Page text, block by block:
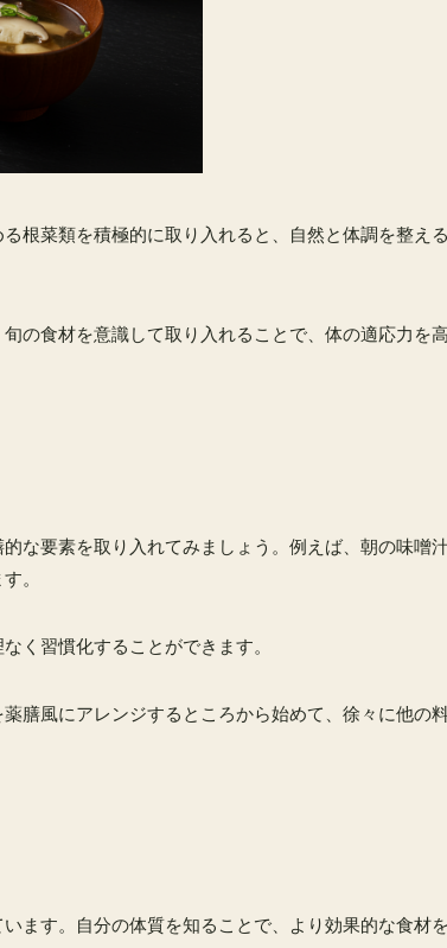
根菜類を積極的に取り入れると、自然と体調を整え
の食材を意識して取り入れることで、体の適応力を
な要素を取り入れてみましょう。例えば、朝の味噌
。
く習慣化することができます。
膳風にアレンジするところから始めて、徐々に他の
ます。自分の体質を知ることで、より効果的な食材